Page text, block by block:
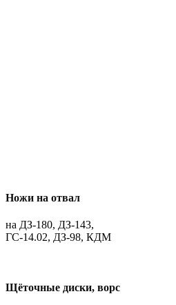
Ножи на отвал
на ДЗ-180, ДЗ-143,
ГС-14.02, ДЗ-98, КДМ
Щёточные диски, ворс